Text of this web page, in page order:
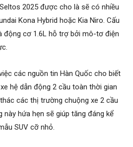
2025 được cho là sẽ có nhiều
Kona Hybrid hoặc Kia Niro. Cấu
động cơ 1.6L hỗ trợ bởi mô-tơ điện
các nguồn tin Hàn Quốc cho biết
hệ dẫn động 2 cầu toàn thời gian
các thị trường chuộng xe 2 cầu
này hứa hẹn sẽ giúp tăng đáng kể
SUV cỡ nhỏ.